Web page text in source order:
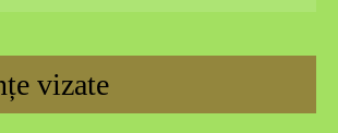
vizate